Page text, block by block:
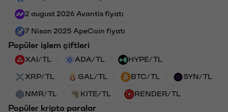
2 august 2026 Avantis fiyatı
7 Nisan 2025 ApeCoin fiyatı
Popüler işlem çiftleri
XAI/TL ADA/TL HYPE/TL
XRP/TL GAL/TL BTC/TL SYN/TL
NMR/TL KITE/TL RENDER/TL
Popüler kripto paralar